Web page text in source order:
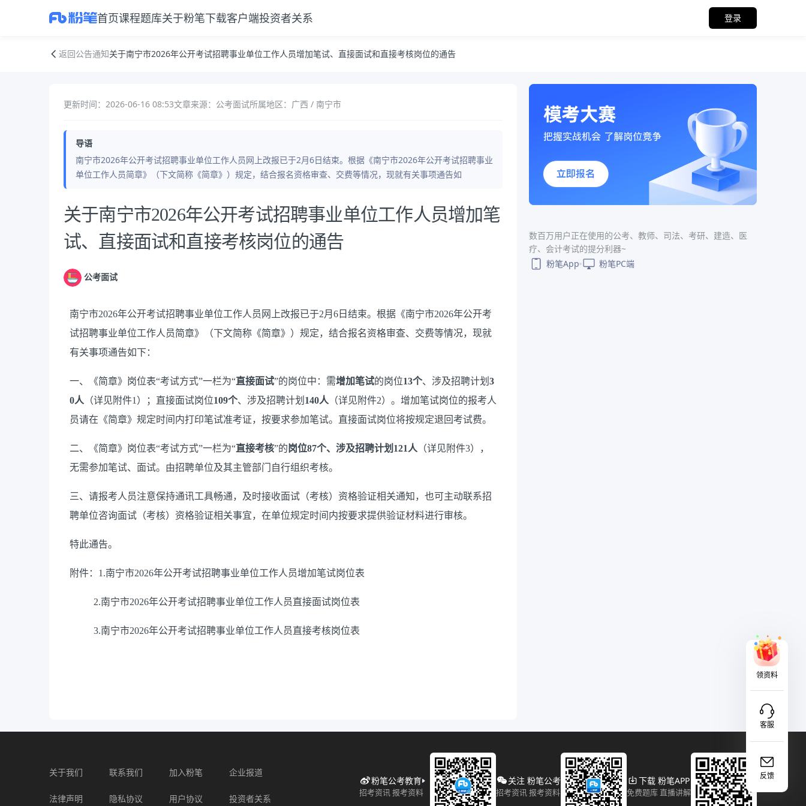
首页课程题库关于粉笔下载客户端投资者关系 登录
返回公告通知关于南宁市2026年公开考试招聘事业单位工作人员增加笔试、直接面试和直接考核岗位的通告
更新时间：2026-06-16 08:53文章来源：公考面试所属地区：广西 / 南宁市
导语
南宁市2026年公开考试招聘事业单位工作人员网上改报已于2月6日结束。根据《南宁市2026年公开考试招聘事业
单位工作人员简章》（下文简称《简章》）规定，结合报名资格审查、交费等情况，现就有关事项通告如
公告正文
关于南宁市2026年公开考试招聘事业单位工作人员增加笔
试、直接面试和直接考核岗位的通告
公考面试
南宁市2026年公开考试招聘事业单位工作人员网上改报已于2月6日结束。根据《南宁市2026年公开考
试招聘事业单位工作人员简章》（下文简称《简章》）规定，结合报名资格审查、交费等情况，现就
有关事项通告如下：
一、《简章》岗位表“考试方式”一栏为“直接面试”的岗位中：需增加笔试的岗位13个、涉及招聘计划 3
0人 （详见附件1）；直接面试岗位109个、涉及招聘计划 140人 （详见附件2）。增加笔试岗位的报考人
员请在《简章》规定时间内打印笔试准考证，按要求参加笔试。直接面试岗位将按规定退回考试费。
二、《简章》岗位表“考试方式”一栏为“直接考核”的岗位87个、涉及招聘计划121人 （详见附件3），
无需参加笔试、面试。由招聘单位及其主管部门自行组织考核。
三、请报考人员注意保持通讯工具畅通，及时接收面试（考核）资格验证相关通知，也可主动联系招
聘单位咨询面试（考核）资格验证相关事宜，在单位规定时间内按要求提供验证材料进行审核。
特此通告。
附件：1.南宁市2026年公开考试招聘事业单位工作人员增加笔试岗位表
2.南宁市2026年公开考试招聘事业单位工作人员直接面试岗位表
3.南宁市2026年公开考试招聘事业单位工作人员直接考核岗位表
数百万用户正在使用的公考、教师、司法、考研、建造、医
疗、会计考试的提分利器~
粉笔App
粉笔PC端
领资料
客服
反馈
关于我们 联系我们 加入粉笔 企业报道
法律声明 隐私协议 用户协议 投资者关系
粉笔公考教育
招考资讯 报考资料
关注 粉笔公考
招考资讯 报考资料
下载 粉笔APP
免费题库 直播讲解